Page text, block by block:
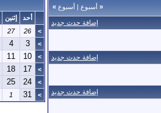
« أسبوع | أسبوع »
إضافة حدث جديد
إضافة حدث جديد
إضافة حدث جديد
أحد إثنين
>
26
27
>
3
4
>
10
11
>
17
18
>
24
25
>
31
1